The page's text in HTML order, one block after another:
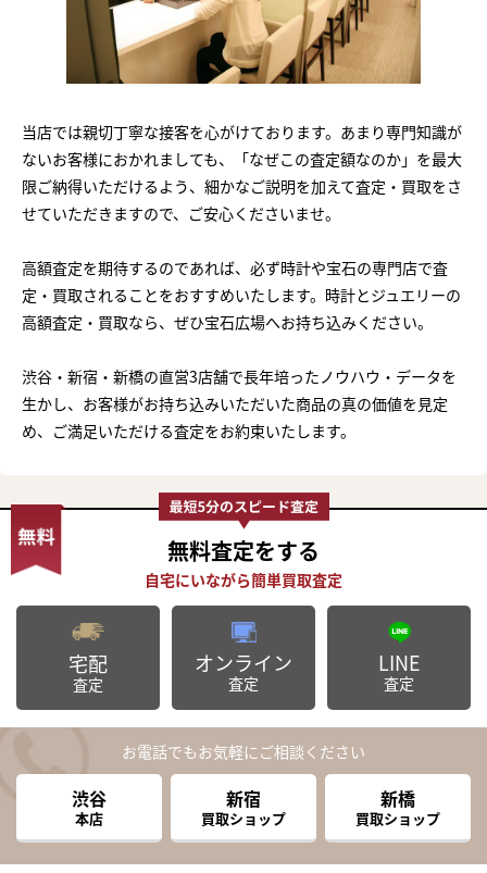
当店では親切丁寧な接客を心がけております。あまり専門知識が
ないお客様におかれましても、「なぜこの査定額なのか」を最大
限ご納得いただけるよう、細かなご説明を加えて査定・買取をさ
せていただきますので、ご安心くださいませ。
高額査定を期待するのであれば、必ず時計や宝石の専門店で査
定・買取されることをおすすめいたします。時計とジュエリーの
高額査定・買取なら、ぜひ宝石広場へお持ち込みください。
渋谷・新宿・新橋の直営3店舗で長年培ったノウハウ・データを
生かし、お客様がお持ち込みいただいた商品の真の価値を見定
め、ご満足いただける査定をお約束いたします。
無料査定をする
宅配
査定
オンライン
査定
LINE
査定
お電話でもお気軽にご相談ください
渋谷
本店
新宿
買取ショップ
新橋
買取ショップ